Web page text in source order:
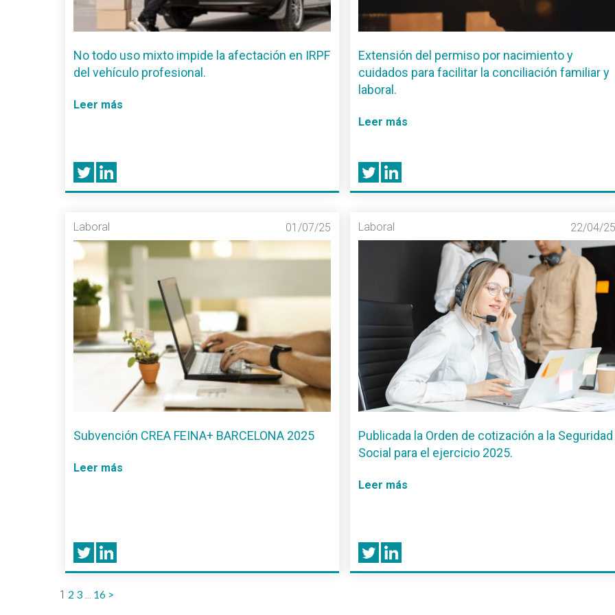
No todo uso mixto impide la afectación en IRPF
del vehículo profesional.
Leer más
Extensión del permiso por nacimiento y
cuidados para facilitar la conciliación familiar y
laboral.
Leer más
Laboral 01/07/25
Subvención CREA FEINA+ BARCELONA 2025
Leer más
Laboral 22/04/
Publicada la Orden de cotización a la Seguridad
Social para el ejercicio 2025.
Leer más
1 2 3 … 16 >